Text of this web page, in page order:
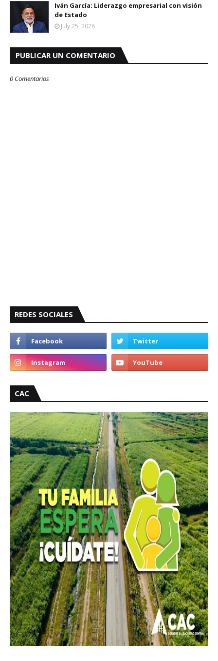
Iván García: Liderazgo empresarial con visión
de Estado
July 25, 2026
PUBLICAR UN COMENTARIO
0 Comentarios
REDES SOCIALES
CAC